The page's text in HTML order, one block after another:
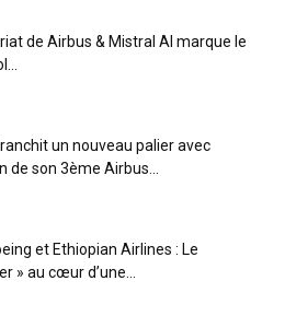
de Airbus & Mistral AI marque le
un nouveau palier avec
de son 3ème Airbus...
et Ethiopian Airlines : Le
» au cœur d’une...